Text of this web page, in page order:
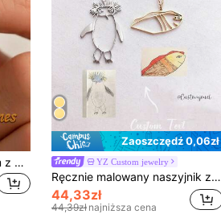
Naszyjnik z mini wisiorkiem z personalizowaną datą, 14K złoty naszyjnik z grawerowaną literą, spersonalizowany prezent na Dzień Matki, wyjątkowy prezent dla niej
Zaoszczędź 0,06zł
YZ Custom jewelry
Ręcznie malowany naszyjnik z wisiorkiem w formie okrągłego dysku, biżuteria artystyczna z prawdziwym malarstwem, styl graffiti, prezent na Dzień Matki
44,33zł
44,39zł najniższa cena